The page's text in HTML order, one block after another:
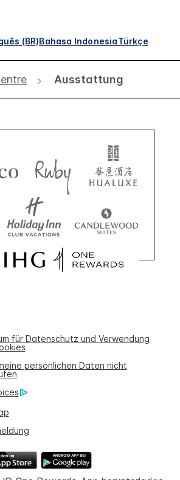
(BR)Bahasa IndonesiaTürkçe
Ausstattung
für Datenschutz und Verwendung
persönlichen Daten nicht